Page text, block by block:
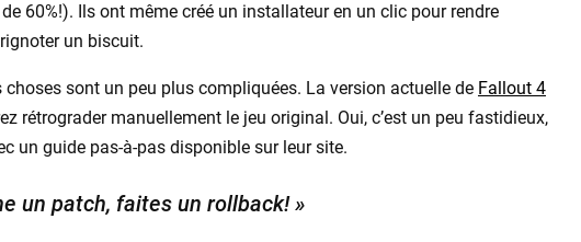
60%!). Ils ont même créé un installateur en un clic pour rendre
un biscuit.
sont un peu plus compliquées. La version actuelle de Fallout 4
rétrograder manuellement le jeu original. Oui, c’est un peu fastidieux,
un guide pas-à-pas disponible sur leur site.
un patch, faites un rollback! »